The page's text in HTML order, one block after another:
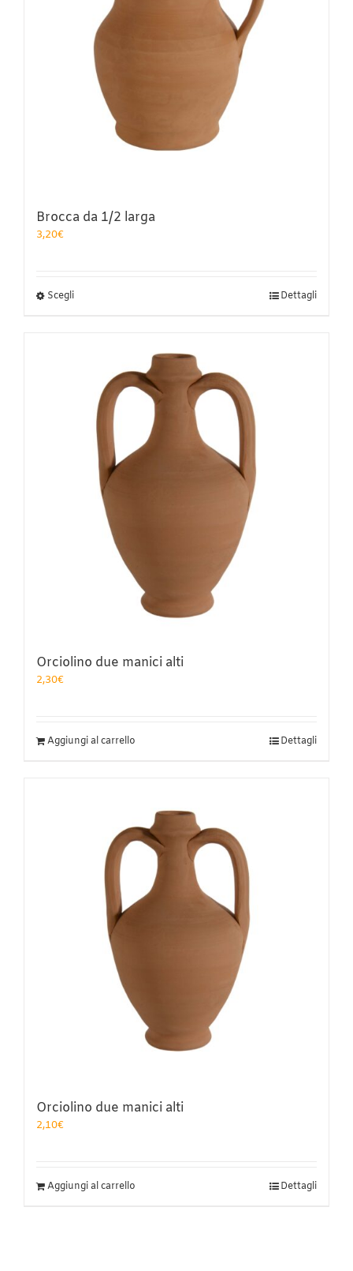
Brocca da 1/2 larga
3,20€
ScegliQuesto
opzioni
possono
essere
scelte
nella
pagina
prodotto
Dettagli
Orciolino due manici alti
2,30€
Aggiungi al carrello Dettagli
Orciolino due manici alti
2,10€
Aggiungi al carrello Dettagli